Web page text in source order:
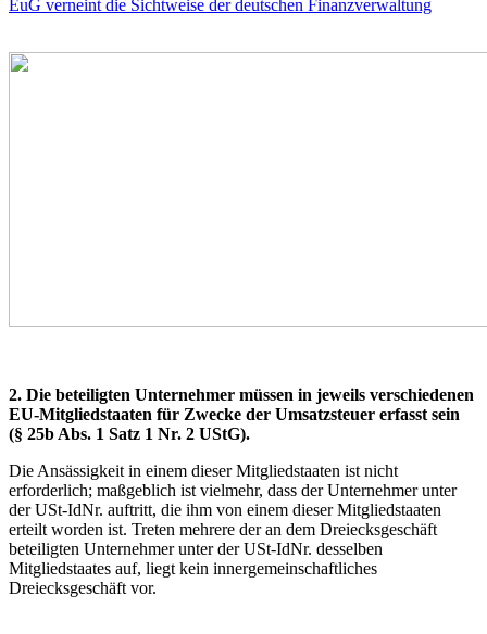
EuG verneint die Sichtweise der deutschen Finanzverwaltung
2. Die beteiligten Unternehmer müssen in jeweils verschiedenen
EU-Mitgliedstaaten für Zwecke der Umsatzsteuer erfasst sein
(§ 25b Abs. 1 Satz 1 Nr. 2 UStG).
Die Ansässigkeit in einem dieser Mitgliedstaaten ist nicht
erforderlich; maßgeblich ist vielmehr, dass der Unternehmer unter
der USt-IdNr. auftritt, die ihm von einem dieser Mitgliedstaaten
erteilt worden ist. Treten mehrere der an dem Dreiecksgeschäft
beteiligten Unternehmer unter der USt-IdNr. desselben
Mitgliedstaates auf, liegt kein innergemeinschaftliches
Dreiecksgeschäft vor.